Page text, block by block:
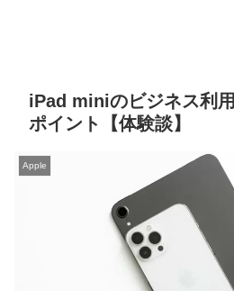
iPad miniのビジネス利
ポイント【体験談】
Apple